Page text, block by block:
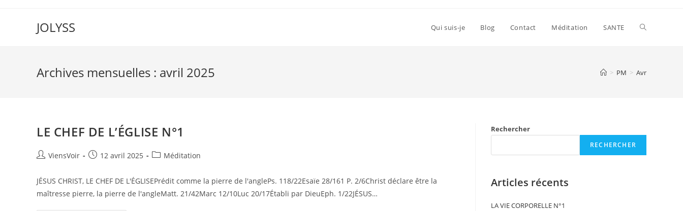
JOLYSS Qui suis-je Blog Contact Méditation SANTE
Archives mensuelles : avril 2025 > PM > Avr
LE CHEF DE L’ÉGLISE N°1
ViensVoir 12 avril 2025 Méditation
JÉSUS CHRIST, LE CHEF DE L'ÉGLISEPrédit comme la pierre de l'anglePs. 118/22Esaïe 28/161 P. 2/6Christ déclare être la
maîtresse pierre, la pierre de l'angleMatt. 21/42Marc 12/10Luc 20/17Établi par DieuEph. 1/22JÉSUS…
Rechercher
RECHERCHER
Articles récents
LA VIE CORPORELLE N°1